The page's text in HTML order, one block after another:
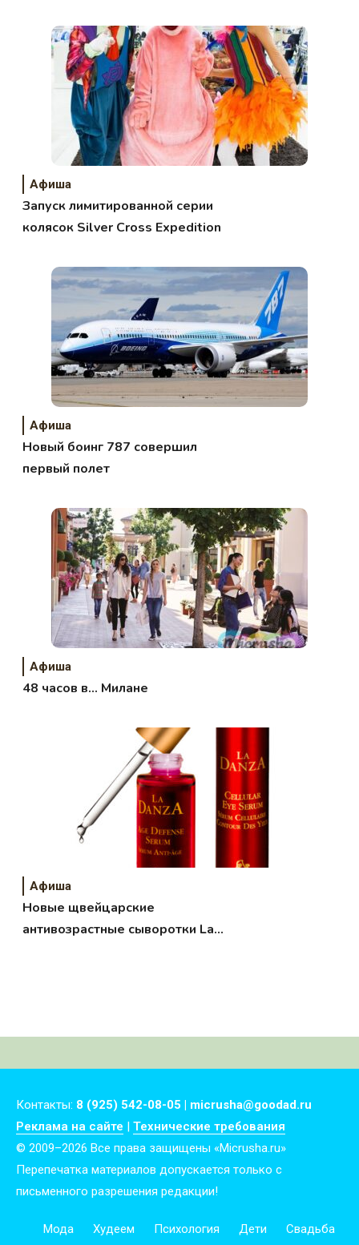
Афиша
Запуск лимитированной серии
колясок Silver Cross Expedition
Афиша
Новый боинг 787 совершил
первый полет
Афиша
48 часов в… Милане
Афиша
Новые щвейцарские
антивозрастные сыворотки La
Контакты: 8 (925) 542-08-05 | micrusha@goodad.ru
Реклама на сайте | Технические требования
© 2009–2026 Все права защищены «Micrusha.ru»
Перепечатка материалов допускается только с
письменного разрешения редакции!
Мода Худеем Психология Дети Свадьба